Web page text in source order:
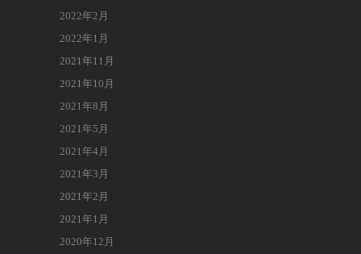
2022年2月
2022年1月
2021年11月
2021年10月
2021年8月
2021年5月
2021年4月
2021年3月
2021年2月
2021年1月
2020年12月